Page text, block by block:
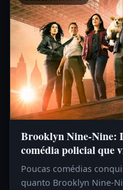
Brooklyn Nine-Nine:
comédia policial que
Poucas comédias
quanto Brooklyn Nine-